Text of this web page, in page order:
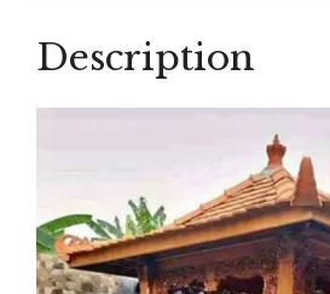
Description